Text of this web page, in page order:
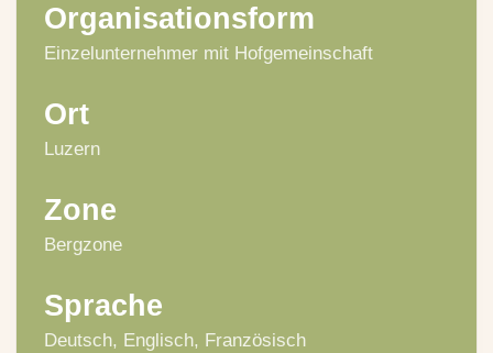
Organisationsform
Einzelunternehmer mit Hofgemeinschaft
Ort
Luzern
Zone
Bergzone
Sprache
Deutsch, Englisch, Französisch